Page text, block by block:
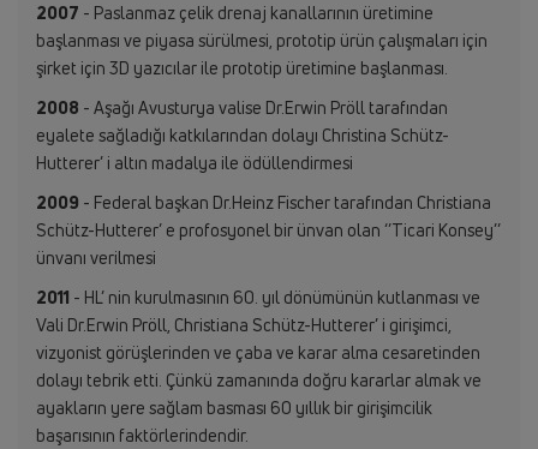
2007 - Paslanmaz çelik drenaj kanallarının üretimine
başlanması ve piyasa sürülmesi, prototip ürün çalışmaları için
şirket için 3D yazıcılar ile prototip üretimine başlanması.
2008 - Aşağı Avusturya valise Dr.Erwin Pröll tarafından
eyalete sağladığı katkılarından dolayı Christina Schütz-
Hutterer’ i altın madalya ile ödüllendirmesi
2009 - Federal başkan Dr.Heinz Fischer tarafından Christiana
Schütz-Hutterer’ e profosyonel bir ünvan olan ‘’Ticari Konsey’’
ünvanı verilmesi
2011 - HL’ nin kurulmasının 60. yıl dönümünün kutlanması ve
Vali Dr.Erwin Pröll, Christiana Schütz-Hutterer’ i girişimci,
vizyonist görüşlerinden ve çaba ve karar alma cesaretinden
dolayı tebrik etti. Çünkü zamanında doğru kararlar almak ve
ayakların yere sağlam basması 60 yıllık bir girişimcilik
başarısının faktörlerindendir.